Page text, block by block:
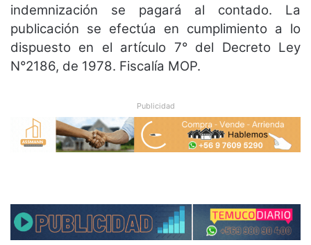
indemnización se pagará al contado. La
publicación se efectúa en cumplimiento a lo
dispuesto en el artículo 7° del Decreto Ley
N°2186, de 1978. Fiscalía MOP.
Publicidad